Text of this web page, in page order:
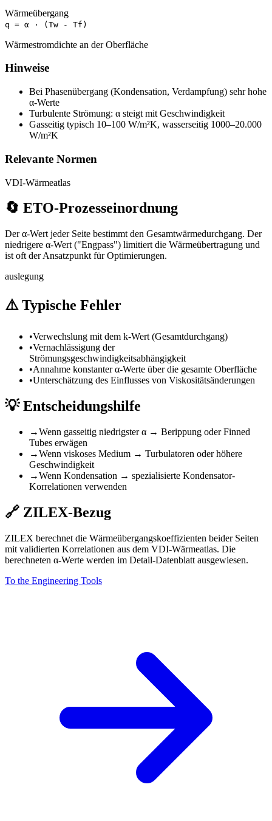
Wärmeübergang
q = α · (Tw - Tf)
Wärmestromdichte an der Oberfläche
Hinweise
Bei Phasenübergang (Kondensation, Verdampfung) sehr hohe
α-Werte
Turbulente Strömung: α steigt mit Geschwindigkeit
Gasseitig typisch 10–100 W/m²K, wasserseitig 1000–20.000
W/m²K
Relevante Normen
VDI-Wärmeatlas
🔄 ETO-Prozesseinordnung
Der α-Wert jeder Seite bestimmt den Gesamtwärmedurchgang. Der
niedrigere α-Wert ("Engpass") limitiert die Wärmeübertragung und
ist oft der Ansatzpunkt für Optimierungen.
auslegung
⚠️Typische Fehler
•Verwechslung mit dem k-Wert (Gesamtdurchgang)
•Vernachlässigung der
Strömungsgeschwindigkeitsabhängigkeit
•Annahme konstanter α-Werte über die gesamte Oberfläche
•Unterschätzung des Einflusses von Viskositätsänderungen
💡Entscheidungshilfe
→Wenn gasseitig niedrigster α → Berippung oder Finned
Tubes erwägen
→Wenn viskoses Medium → Turbulatoren oder höhere
Geschwindigkeit
→Wenn Kondensation → spezialisierte Kondensator-
Korrelationen verwenden
🔗 ZILEX-Bezug
ZILEX berechnet die Wärmeübergangskoeffizienten beider Seiten
mit validierten Korrelationen aus dem VDI-Wärmeatlas. Die
berechneten α-Werte werden im Detail-Datenblatt ausgewiesen.
To the Engineering Tools